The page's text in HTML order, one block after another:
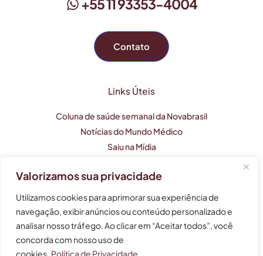
Valorizamos sua privacidade
Utilizamos cookies para aprimorar sua experiência de
navegação, exibir anúncios ou conteúdo personalizado e
analisar nosso tráfego. Ao clicar em “Aceitar todos”, você
concorda com nosso uso de
cookies. Política de Privacidade
+55 11 93353-4004
Contato
Links Úteis
Coluna de saúde semanal da Novabrasil
Notícias do Mundo Médico
Saiu na Mídia
Este perfil profissional tem caráter apenas informativo e
não substitui uma consulta médica.
As informações não devem ser usadas para auto-
tratamento, auto-diagnóstico e auto-medicação.